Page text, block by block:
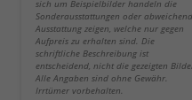
sich um Beispielbilder handeln die
Sonderausstattungen oder
Ausstattung zeigen, welche nur gegen
Aufpreis zu erhalten sind. Die
schriftliche Beschreibung ist
entscheidend, nicht die gezeigten
Alle Angaben sind ohne Gewähr.
Irrtümer vorbehalten.